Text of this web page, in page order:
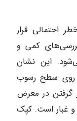
احتمالی قرار
کمی و
این نشان
روی سطح رسوب
گرفتن در معرض
و غبار است. کپک